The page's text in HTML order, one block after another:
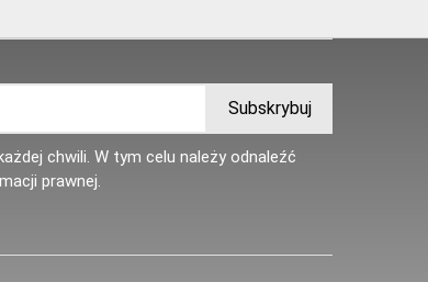
chwili. W tym celu należy odnaleźć
prawnej.